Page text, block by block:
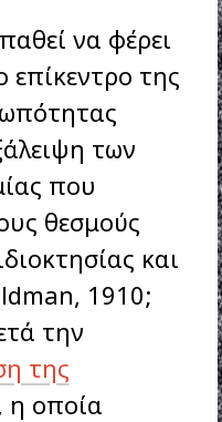
να φέρει
επίκεντρο της
των
που
θεσμούς
και
1910;
την
της
, η οποία